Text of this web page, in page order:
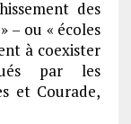
des
– ou « écoles
à coexister
par les
et Courade,